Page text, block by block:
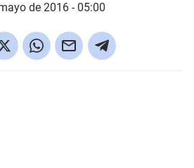
de 2016 - 05:00